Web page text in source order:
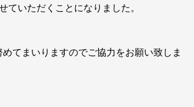
いただくことになりました。
てまいりますのでご協力をお願い致しま